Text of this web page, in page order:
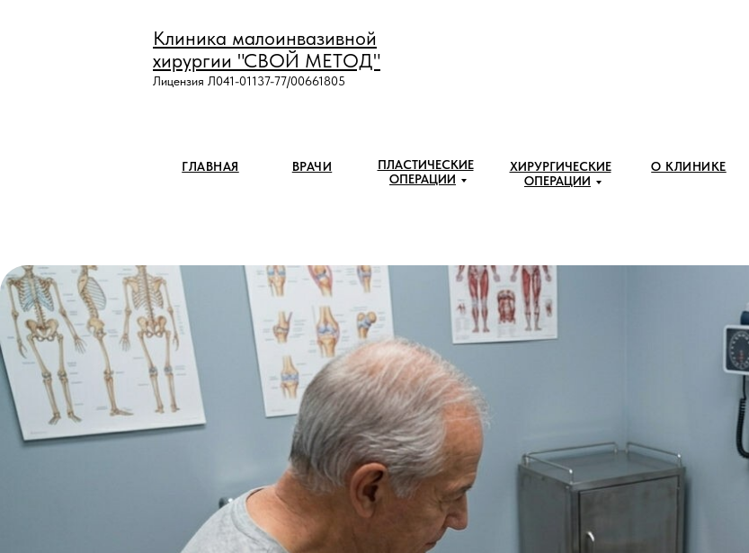
ГЛАВНАЯ ВРАЧИ
ПЛАСТИЧЕСКИЕ
ОПЕРАЦИИ
ХИРУРГИЧЕСКИЕ
ОПЕРАЦИИ
Клиника малоинвазивной
хирургии "СВОЙ МЕТОД"
Лицензия Л041-01137-77/00661805
О КЛИНИКЕ